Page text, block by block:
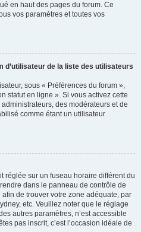
en haut des pages du forum. Ce
vos paramètres et toutes vos
d’utilisateur de la liste des utilisateurs
sous « Préférences du forum »,
statut en ligne ». Si vous activez cette
des modérateurs et de
comme étant un utilisateur
réglée sur un fuseau horaire différent du
dans le panneau de contrôle de
de trouver votre zone adéquate, par
etc. Veuillez noter que le réglage
autres paramètres, n’est accessible
pas inscrit, c’est l’occasion idéale de